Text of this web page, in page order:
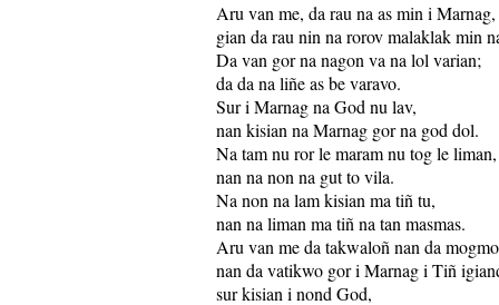
Aru van me, da rau na as min i Marnag,
gian da rau nin na rorov malaklak min
Da van gor na nagon va na lol varian;
da da na liñe as be varavo.
Sur i Marnag na God nu lav,
nan kisian na Marnag gor na god dol.
Na tam nu ror le maram nu tog le liman,
nan na non na gut to vila.
Na non na lam kisian ma tiñ tu,
nan na liman ma tiñ na tan masmas.
Aru van me da takwaloñ nan da
nan da vatikwo gor i Marnag i Tiñ
sur kisian i nond God,